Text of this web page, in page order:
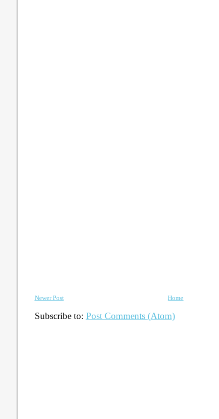
Newer Post Home
Subscribe to: Post Comments (Atom)